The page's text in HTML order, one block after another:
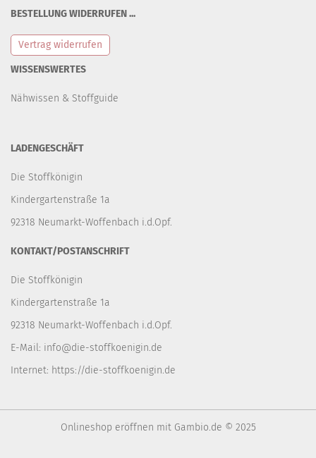
BESTELLUNG WIDERRUFEN ...
Vertrag widerrufen
WISSENSWERTES
Nähwissen & Stoffguide
LADENGESCHÄFT
Die Stoffkönigin
Kindergartenstraße 1a
92318 Neumarkt-Woffenbach i.d.Opf.
KONTAKT/POSTANSCHRIFT
Die Stoffkönigin
Kindergartenstraße 1a
92318 Neumarkt-Woffenbach i.d.Opf.
E-Mail: info@die-stoffkoenigin.de
Internet: https://die-stoffkoenigin.de
Onlineshop eröffnen mit Gambio.de © 2025